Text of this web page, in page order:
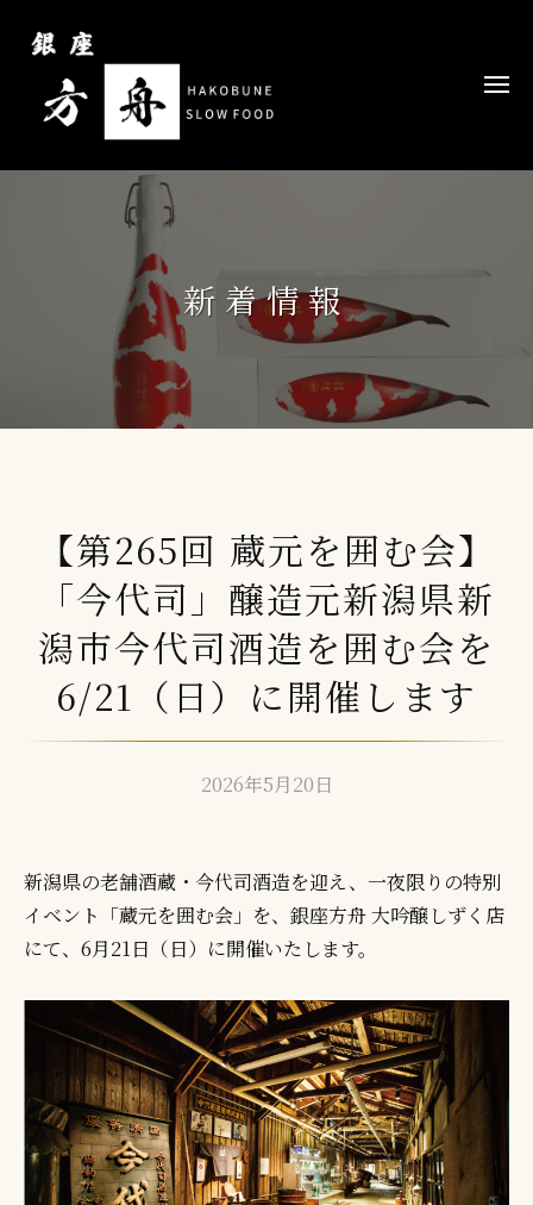
メ
新着情報
【第265回 蔵元を囲む会】
「今代司」醸造元新潟県新
潟市今代司酒造を囲む会を
6/21（日）に開催します
2026年5月20日
舟
編
集
新潟県の老舗酒蔵・今代司酒造を迎え、一夜限りの特別
イベント「蔵元を囲む会」を、銀座方舟 大吟醸しずく店
にて、6月21日（日）に開催いたします。